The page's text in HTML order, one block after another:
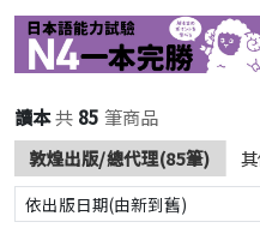
讀本共 85 筆商品
敦煌出版/總代理(85筆)